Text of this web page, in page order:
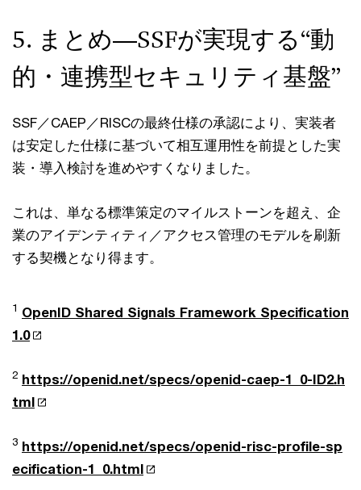
5. まとめ—SSFが実現する“動
的・連携型セキュリティ基盤”
SSF／CAEP／RISCの最終仕様の承認により、実装者
は安定した仕様に基づいて相互運用性を前提とした実
装・導入検討を進めやすくなりました。
これは、単なる標準策定のマイルストーンを超え、企
業のアイデンティティ／アクセス管理のモデルを刷新
する契機となり得ます。
1 OpenID Shared Signals Framework Specification
1.0
2 https://openid.net/specs/openid-caep-1_0-ID2.h
tml
3 https://openid.net/specs/openid-risc-profile-sp
ecification-1_0.html